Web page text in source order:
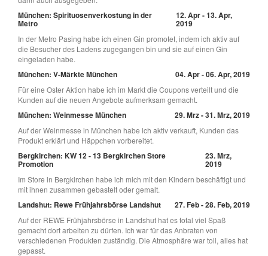
München: Spirituosenverkostung in der
Metro
12. Apr - 13. Apr,
2019
In der Metro Pasing habe ich einen Gin promotet, indem ich aktiv auf
die Besucher des Ladens zugegangen bin und sie auf einen Gin
eingeladen habe.
München: V-Märkte München 04. Apr - 06. Apr, 2019
Für eine Oster Aktion habe ich im Markt die Coupons verteilt und die
Kunden auf die neuen Angebote aufmerksam gemacht.
München: Weinmesse München 29. Mrz - 31. Mrz, 2019
Auf der Weinmesse in München habe ich aktiv verkauft, Kunden das
Produkt erklärt und Häppchen vorbereitet.
Bergkirchen: KW 12 - 13 Bergkirchen Store
Promotion
23. Mrz,
2019
Im Store in Bergkirchen habe ich mich mit den Kindern beschäftigt und
mit ihnen zusammen gebastelt oder gemalt.
Landshut: Rewe Frühjahrsbörse Landshut 27. Feb - 28. Feb, 2019
Auf der REWE Frühjahrsbörse in Landshut hat es total viel Spaß
gemacht dort arbeiten zu dürfen. Ich war für das Anbraten von
verschiedenen Produkten zuständig. Die Atmosphäre war toll, alles hat
gepasst.